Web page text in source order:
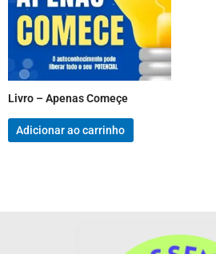
Livro – Apenas Começe
Adicionar ao carrinho